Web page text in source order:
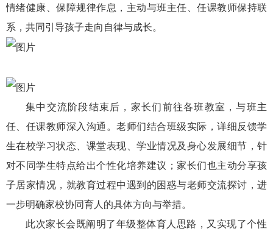
情绪健康、保障规律作息，主动与班主任、任课教师保持联
系，共同引导孩子走向自律与成长。
集中交流阶段结束后，家长们前往各班教室，与班主
任、任课教师深入沟通。老师们结合班级实际，详细反馈学
生在校学习状态、课堂表现、学业情况及身心发展细节，针
对不同学生特点给出个性化培养建议；家长们也主动分享孩
子居家情况，就教育过程中遇到的困惑与老师交流探讨，进
一步明确家校协同育人的具体方向与举措。
此次家长会既阐明了年级整体育人思路，又实现了个性